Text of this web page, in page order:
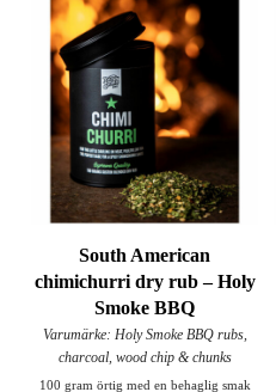
South American
chimichurri dry rub – Holy
Smoke BBQ
Varumärke: Holy Smoke BBQ rubs,
charcoal, wood chip & chunks
100 gram örtig med en behaglig smak